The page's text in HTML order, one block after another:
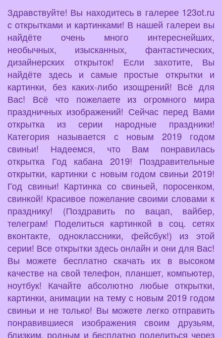
Здравствуйте! Вы находитесь в галерее 123ot.ru
с открытками и картинками! В нашей галереи вы
найдёте очень много интереснейших,
необычных, изысканных, фантастических,
дизайнерских открыток! Если захотите, Вы
найдёте здесь и самые простые открытки и
картинки, без каких-либо изощрений! Всё для
Вас! Всё что пожелаете из огромного мира
праздничных изображений! Сейчас перед Вами
открытка из серии народные праздники!
Категория называется с новым 2019 годом
свиньи! Надеемся, что Вам понравилась
открытка Год кабана 2019! Поздравительные
открытки, картинки с новым годом свиньи 2019!
Год свиньи! Картинка со свиньей, поросенком,
свинкой! Красивое пожелание своими словами к
празднику! (Поздравить по вацап, вайбер,
телеграм! Поделиться картинкой в соц. сетях
вконтакте, одноклассники, фейсбук!) из этой
серии! Все открытки здесь онлайн и они для Вас!
Вы можете бесплатно скачать их в высоком
качестве на свой телефон, планшет, компьютер,
ноутбук! Качайте абсолютно любые открытки,
картинки, анимации на тему с новым 2019 годом
свиньи и не только! Вы можете легко отправить
понравившиеся изображения своим друзьям,
близким, родным и бесплатно поделиться через